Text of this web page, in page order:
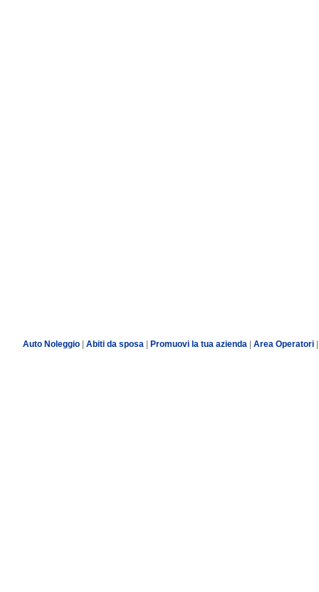
Auto Noleggio| Abiti da sposa| Promuovi la tua azienda Area Operatori